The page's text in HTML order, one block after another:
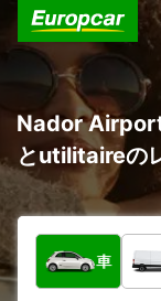
Nador
とutilitaireの
車両の種類
車